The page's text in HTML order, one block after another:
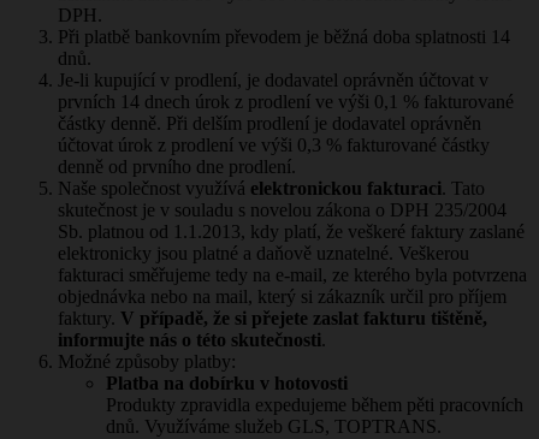
DPH.
Při platbě bankovním převodem je běžná doba splatnosti 14
dnů.
Je-li kupující v prodlení, je dodavatel oprávněn účtovat v
prvních 14 dnech úrok z prodlení ve výši 0,1 % fakturované
částky denně. Při delším prodlení je dodavatel oprávněn
účtovat úrok z prodlení ve výši 0,3 % fakturované částky
denně od prvního dne prodlení.
Naše společnost využívá elektronickou fakturaci. Tato
skutečnost je v souladu s novelou zákona o DPH 235/2004
Sb. platnou od 1.1.2013, kdy platí, že veškeré faktury zaslané
elektronicky jsou platné a daňově uznatelné. Veškerou
fakturaci směřujeme tedy na e-mail, ze kterého byla potvrzena
objednávka nebo na mail, který si zákazník určil pro příjem
faktury. V případě, že si přejete zaslat fakturu tištěně,
informujte nás o této skutečnosti.
Možné způsoby platby:
Platba na dobírku v hotovosti
Produkty zpravidla expedujeme během pěti pracovních
dnů. Využíváme služeb GLS, TOPTRANS.